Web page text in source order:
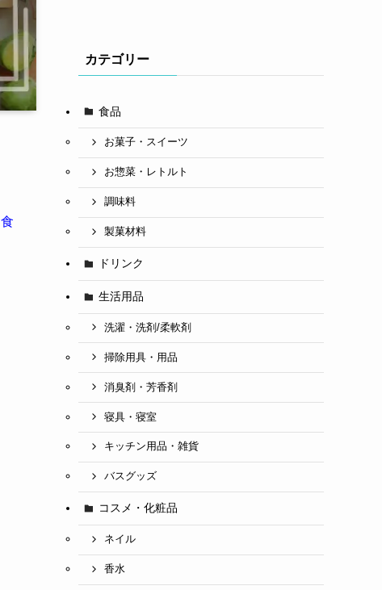
食
カテゴリー
食品
お菓子・スイーツ
お惣菜・レトルト
調味料
製菓材料
ドリンク
生活用品
洗濯・洗剤/柔軟剤
掃除用具・用品
消臭剤・芳香剤
寝具・寝室
キッチン用品・雑貨
バスグッズ
コスメ・化粧品
ネイル
香水